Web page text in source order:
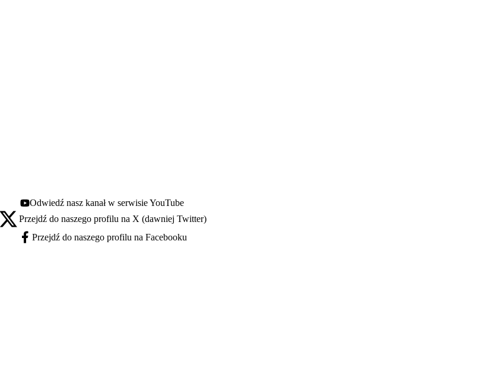
Youtube - otwiera się w nowej karcie
Odwiedź nasz kanał w serwisie YouTube
X - otwiera się w nowej karcie
Przejdź do naszego profilu na X (dawniej Twitter)
Facebook - otwiera się w nowej karcie
Przejdź do naszego profilu na Facebooku